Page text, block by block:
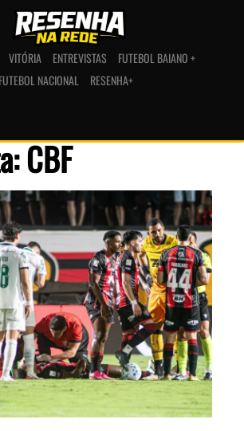
VITÓRIA ENTREVISTAS
FUTEBOL BAIANO +
FUTEBOL NACIONAL
RESENHA+
CBF